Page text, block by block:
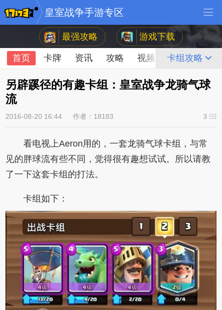
皇室战争手游专区
最强攻略 游戏下载
首页 卡牌 资讯 攻略 视频 论坛
卡组攻略
另辟蹊径的有趣卡组：皇室战争龙骑气球
流
2016-08-20 16:44 作者：18183 3
看电视上Aeron用的，一套龙骑气球卡组，与常
见的胖球流有些不同，觉得很有趣想试试。所以请教
了一下这套卡组的打法。
卡组如下：